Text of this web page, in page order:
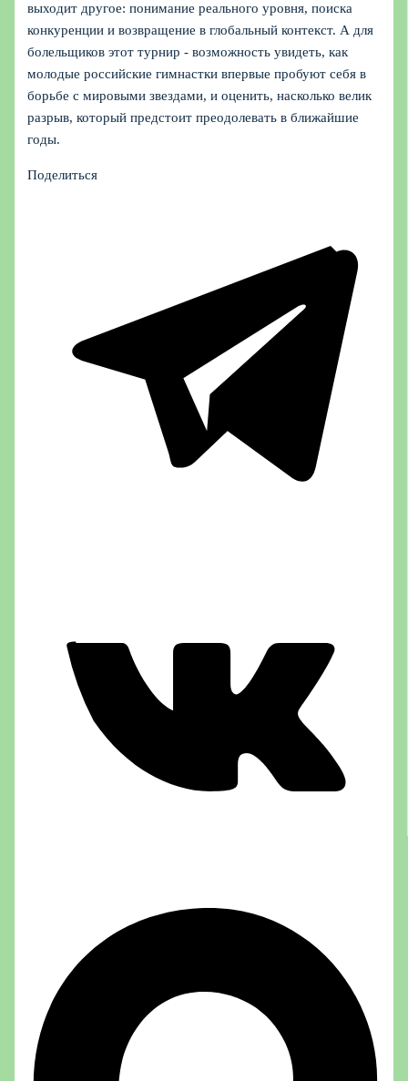
выходит другое: понимание реального уровня, поиска
конкуренции и возвращение в глобальный контекст. А для
болельщиков этот турнир - возможность увидеть, как
молодые российские гимнастки впервые пробуют себя в
борьбе с мировыми звездами, и оценить, насколько велик
разрыв, который предстоит преодолевать в ближайшие
годы.
Поделиться